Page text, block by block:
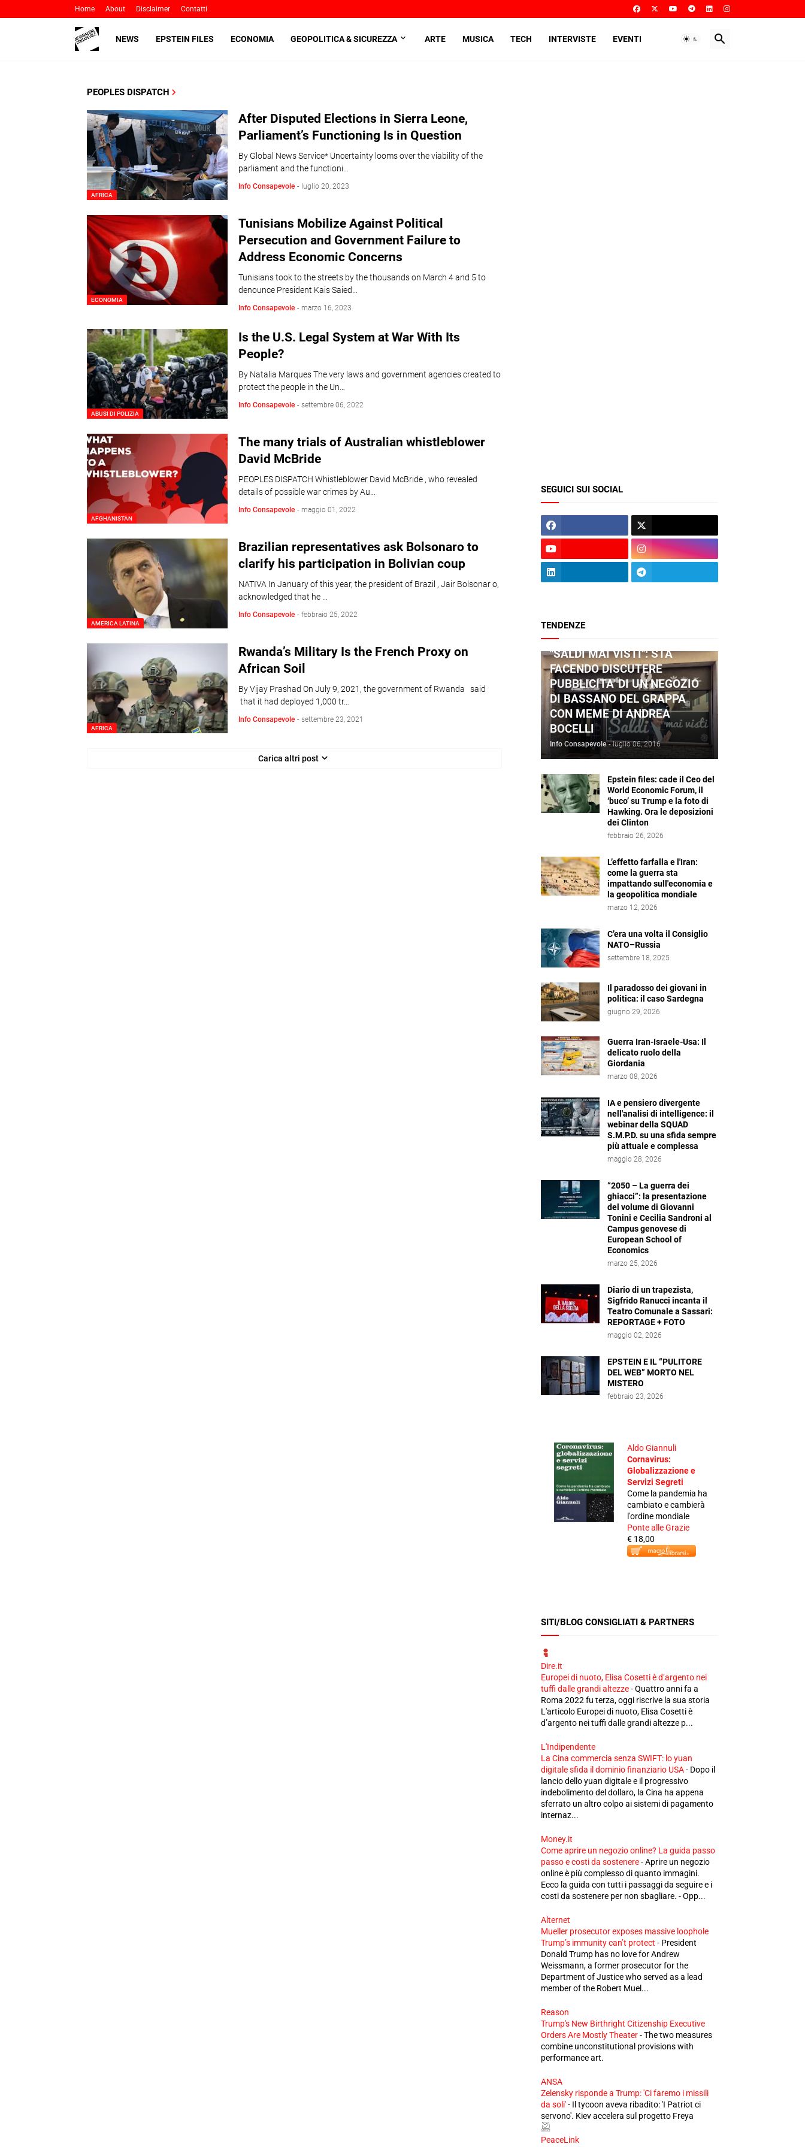
Home About Disclaimer Contatti
NEWS EPSTEIN FILES ECONOMIA GEOPOLITICA & SICUREZZA ARTE MUSICA TECH INTERVISTE EVENTI
PEOPLES DISPATCH
AFRICA
After Disputed Elections in Sierra Leone,
Parliament’s Functioning Is in Question
By Global News Service* Uncertainty looms over the viability of the
parliament and the functioni…
Info Consapevole - luglio 20, 2023
ECONOMIA
Tunisians Mobilize Against Political
Persecution and Government Failure to
Address Economic Concerns
Tunisians took to the streets by the thousands on March 4 and 5 to
denounce President Kais Saied…
Info Consapevole - marzo 16, 2023
ABUSI DI POLIZIA
Is the U.S. Legal System at War With Its
People?
By Natalia Marques The very laws and government agencies created to
protect the people in the Un…
Info Consapevole - settembre 06, 2022
AFGHANISTAN
The many trials of Australian whistleblower
David McBride
PEOPLES DISPATCH Whistleblower David McBride , who revealed
details of possible war crimes by Au…
Info Consapevole - maggio 01, 2022
AMERICA LATINA
Brazilian representatives ask Bolsonaro to
clarify his participation in Bolivian coup
NATIVA In January of this year, the president of Brazil , Jair Bolsonar o,
acknowledged that he …
Info Consapevole - febbraio 25, 2022
AFRICA
Rwanda’s Military Is the French Proxy on
African Soil
By Vijay Prashad On July 9, 2021, the government of Rwanda said
that it had deployed 1,000 tr…
Info Consapevole - settembre 23, 2021
Carica altri post
SEGUICI SUI SOCIAL
TENDENZE
"SALDI MAI VISTI": STA
FACENDO DISCUTERE
PUBBLICITA' DI UN NEGOZIO
DI BASSANO DEL GRAPPA
CON MEME DI ANDREA
BOCELLI
Info Consapevole - luglio 06, 2016
Epstein files: cade il Ceo del
World Economic Forum, il
‘buco’ su Trump e la foto di
Hawking. Ora le deposizioni
dei Clinton
febbraio 26, 2026
L’effetto farfalla e l'Iran:
come la guerra sta
impattando sull'economia e
la geopolitica mondiale
marzo 12, 2026
C’era una volta il Consiglio
NATO–Russia
settembre 18, 2025
Il paradosso dei giovani in
politica: il caso Sardegna
giugno 29, 2026
Guerra Iran-Israele-Usa: Il
delicato ruolo della
Giordania
marzo 08, 2026
IA e pensiero divergente
nell'analisi di intelligence: il
webinar della SQUAD
S.M.P.D. su una sfida sempre
più attuale e complessa
maggio 28, 2026
“2050 – La guerra dei
ghiacci”: la presentazione
del volume di Giovanni
Tonini e Cecilia Sandroni al
Campus genovese di
European School of
Economics
marzo 25, 2026
Diario di un trapezista,
Sigfrido Ranucci incanta il
Teatro Comunale a Sassari:
REPORTAGE + FOTO
maggio 02, 2026
EPSTEIN E IL “PULITORE
DEL WEB” MORTO NEL
MISTERO
febbraio 23, 2026
Aldo Giannuli
Cornavirus:
Globalizzazione e
Servizi Segreti
Come la pandemia ha
cambiato e cambierà
l'ordine mondiale
Ponte alle Grazie
€ 18,00
SITI/BLOG CONSIGLIATI & PARTNERS
Dire.it
Europei di nuoto, Elisa Cosetti è d’argento nei
tuffi dalle grandi altezze-Quattro anni fa a
Roma 2022 fu terza, oggi riscrive la sua storia
L'articolo Europei di nuoto, Elisa Cosetti è
d’argento nei tuffi dalle grandi altezze p...
L'Indipendente
La Cina commercia senza SWIFT: lo yuan
digitale sfida il dominio finanziario USA- Dopo il
lancio dello yuan digitale e il progressivo
indebolimento del dollaro, la Cina ha appena
sferrato un altro colpo ai sistemi di pagamento
internaz...
Money.it
Come aprire un negozio online? La guida passo
passo e costi da sostenere-Aprire un negozio
online è più complesso di quanto immagini.
Ecco la guida con tutti i passaggi da seguire e i
costi da sostenere per non sbagliare. - Opp...
Alternet
Mueller prosecutor exposes massive loophole
Trump’s immunity can’t protect - President
Donald Trump has no love for Andrew
Weissmann, a former prosecutor for the
Department of Justice who served as a lead
member of the Robert Muel...
Reason
Trump's New Birthright Citizenship Executive
Orders Are Mostly Theater-The two measures
combine unconstitutional provisions with
performance art.
ANSA
Zelensky risponde a Trump: 'Ci faremo i missili
da soli'- Il tycoon aveva ribadito: 'I Patriot ci
servono'. Kiev accelera sul progetto Freya
PeaceLink